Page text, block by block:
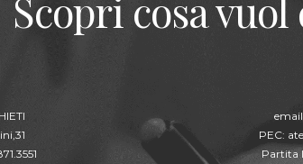
Scopri cosa
PEC:
Partita